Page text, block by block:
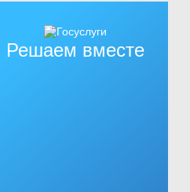
Решаем вместе